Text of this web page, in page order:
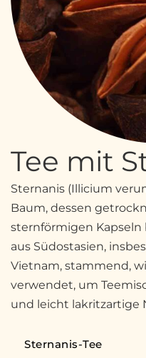
Tee mit
Sternanis (Illicium
Baum, dessen
sternförmigen
aus Südostasien,
Vietnam, stammend,
verwendet, um
und leicht lakritzartige
Sternanis-Tee